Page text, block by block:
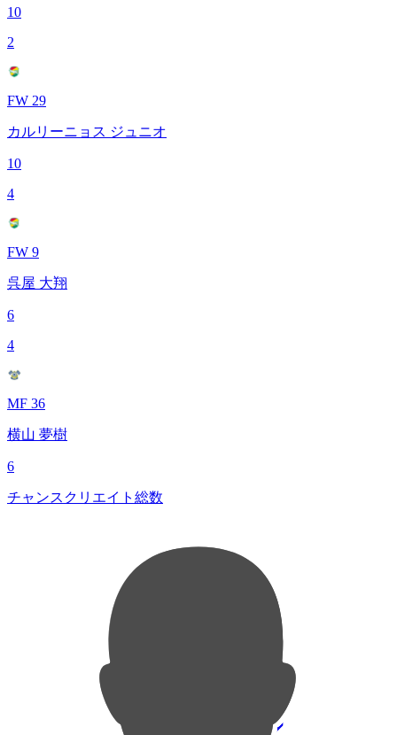
10
2
FW 29
カルリーニョス ジュニオ
10
4
FW 9
呉屋 大翔
6
4
MF 36
横山 夢樹
6
チャンスクリエイト総数